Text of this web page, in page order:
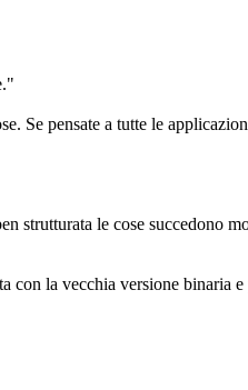
Se pensate a tutte le
strutturata le cose succedono
con la vecchia versione binaria